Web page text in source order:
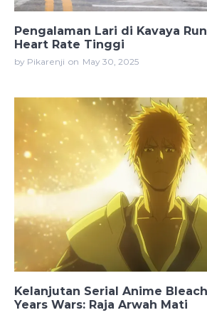
Pengalaman Lari di Kavaya
Heart Rate Tinggi
by Pikarenji on May 30, 2025
Kelanjutan Serial Anime
Years Wars: Raja Arwah Mati